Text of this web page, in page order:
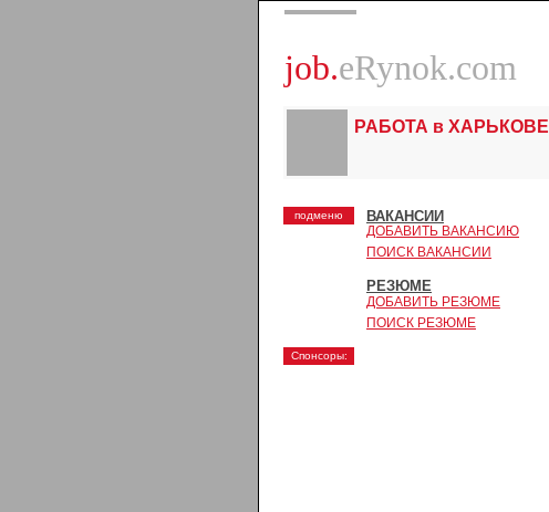
job.eRynok.com
РАБОТА в ХАРЬКОВЕ
подменю ВАКАНСИИ
ДОБАВИТЬ ВАКАНСИЮ
ПОИСК ВАКАНСИИ
РЕЗЮМЕ
ДОБАВИТЬ РЕЗЮМЕ
ПОИСК РЕЗЮМЕ
Спонсоры: